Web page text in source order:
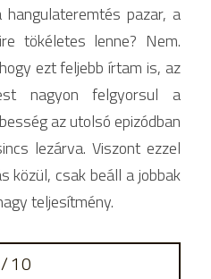
pazar, a
tökéletes lenne? Nem.
ezt feljebb írtam is, az
nagyon felgyorsul a
az utolsó epizódban
lezárva. Viszont ezzel
közül, csak beáll a jobbak
teljesítmény.
10